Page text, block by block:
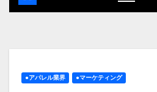
●アパレル業界 ●マーケティング